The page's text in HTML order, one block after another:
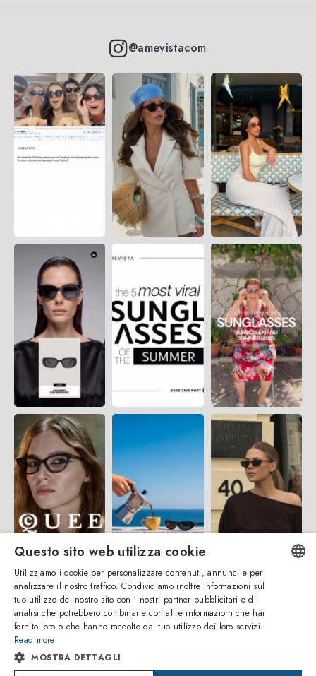
@amevistacom
ENGLISH
ITALIAN
Questo sito web utilizza cookie
Utilizziamo i cookie per personalizzare contenuti, annunci e per
analizzare il nostro traffico. Condividiamo inoltre informazioni sul
tuo utilizzo del nostro sito con i nostri partner pubblicitari e di
analisi che potrebbero combinarle con altre informazioni che hai
fornito loro o che hanno raccolto dal tuo utilizzo dei loro servizi.
Read more
MOSTRA DETTAGLI